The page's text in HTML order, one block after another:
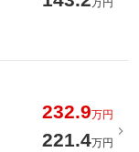
万円
232.9万円
221.4万円